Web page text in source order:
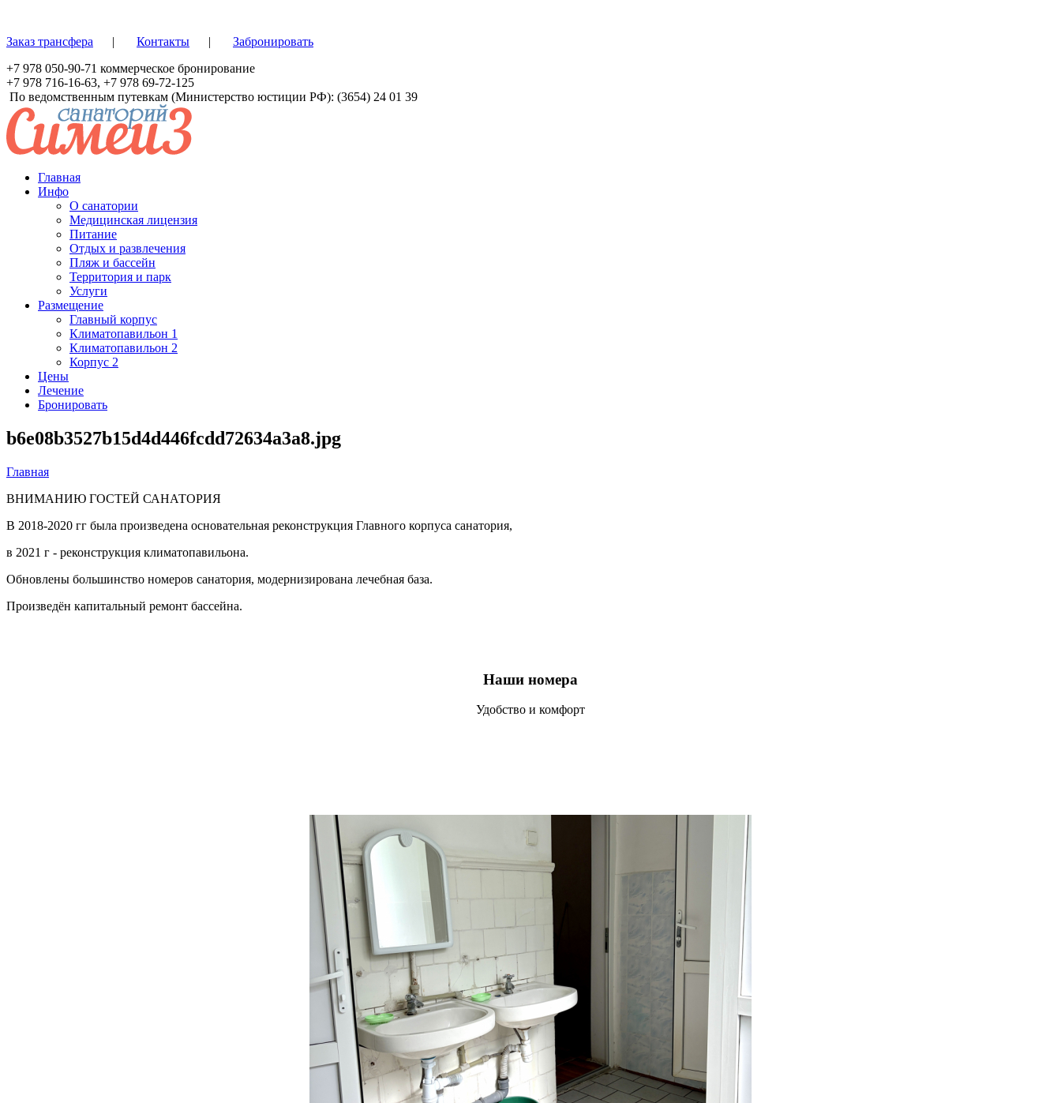
Заказ трансфера | Контакты |
Забронировать
+7 978 050-90-71 коммерческое бронирование
+7 978 716-16-63, +7 978 69-72-125
По ведомственным путевкам (Министерство юстиции РФ): (3654) 24 01 39
Главная
Инфо
О санатории
Медицинская лицензия
Питание
Отдых и развлечения
Пляж и бассейн
Территория и парк
Услуги
Размещение
Главный корпус
Климатопавильон 1
Климатопавильон 2
Корпус 2
Цены
Лечение
Бронировать
b6e08b3527b15d4d446fcdd72634a3a8.jpg
Вы здесь
Главная
ВНИМАНИЮ ГОСТЕЙ САНАТОРИЯ
В 2018-2020 гг была произведена основательная реконструкция Главного корпуса санатория,
в 2021 г - реконструкция климатопавильона.
Обновлены большинство номеров санатория, модернизирована лечебная база.
Произведён капитальный ремонт бассейна.
Наши номера
Удобство и комфорт